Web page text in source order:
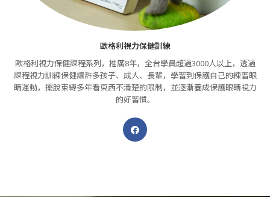
歐格利視力保健訓練
歐格利視力保健課程系列，推廣8年，全台學員超過3000人以上，透過
課程視力訓練保健讓許多孩子、成人、長輩，學習到保護自己的練習眼
睛運動，擺脫束縛多年看東西不清楚的限制，並逐漸養成保護眼睛視力
的好習慣。